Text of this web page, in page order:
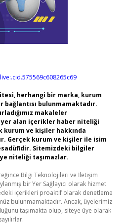
herhangi bir marka, kurum
bağlantısı bulunmamaktadır.
makaleler
yer alan içerikler haber niteliği
kurum ve kişiler hakkında
Gerçek kurum ve kişiler ile isim
Sitemizdeki bilgiler
niteliği taşımazlar.
Bilgi Teknolojileri ve İletişim
bir Yer Sağlayıcı olarak hizmet
içerikleri proaktif olarak denetleme
bulunmamaktadır. Ancak, üyelerimiz
taşımakta olup, siteye üye olarak